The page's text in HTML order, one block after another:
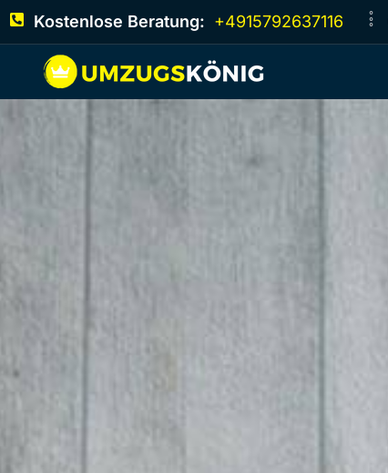
Kostenlose Beratung: +4915792637116